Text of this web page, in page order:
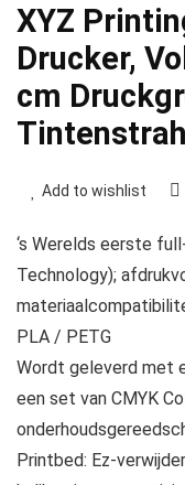
XYZ
Drucker,
cm
Add to wishlist
‘s Werelds eerste
Technology);
PLA / PETG
Wordt geleverd met
een set van CMYK
Printbed: Ez-